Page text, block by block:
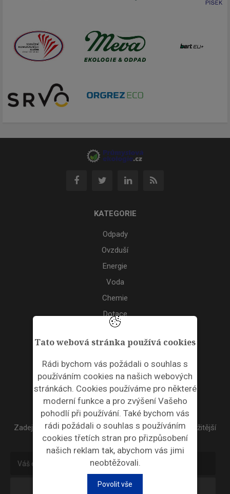
Tato webová stránka používá cookies
Rádi bychom vás požádali o souhlas s
používáním cookies na našich webových
stránkách. Cookies používáme pro některé
moderní funkce a pro zvýšení Vašeho
pohodlí při používání. Také bychom vás
rádi požádali o souhlas s používáním
cookies třetích stran pro přizpůsobení
našich reklam tak, abychom vás jimi
neobtěžovali.
Povolit vše
KATEGORIE
Odpady
Ovzduší
Energie
Voda
Chemie
Dotace
Akce
ODPADNÍ PLASTY
NEWSLETTER
Zadejte váš email a my Vám budeme zasílat ty nejdůležitější
informace, maximálně 1x týdně.
Odebírat